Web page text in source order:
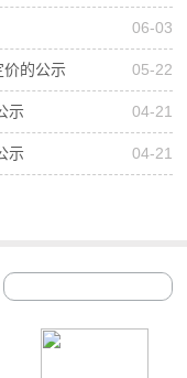
06-03
价的公示 05-22
示 04-21
示 04-21